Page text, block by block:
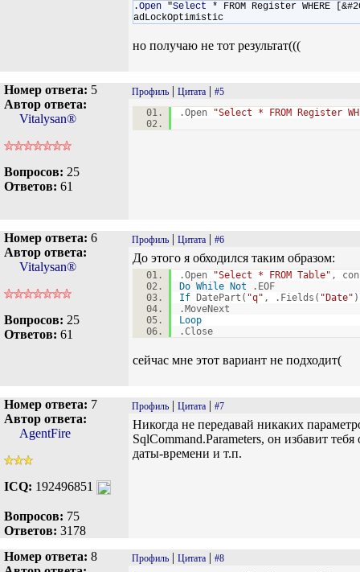
.Open "Select * FROM Register WHERE
adLockOptimistic
но получаю не тот результат(((
Номер ответа: 5
Автор ответа:
Vitalysan®
Вопросов: 25
Ответов: 61
Профиль | Цитата | #5
.Open
"Select * FROM Register
Номер ответа: 6
Автор ответа:
Vitalysan®
Вопросов: 25
Ответов: 61
Профиль | Цитата | #6
До этого я обходился таким образом:
.Open "Select * FROM Table" ,
Do While Not .EOF
If DatePart( "q" , .Fields( "Date"
.MoveNext
Loop
.Close
сейчас мне этот вариант не подходит(
Номер ответа: 7
Автор ответа:
AgentFire
ICQ: 192496851
Вопросов: 75
Ответов: 3178
Профиль | Цитата | #7
Никогда не передавай никаких
SqlCommand.Parameters, он избавит
даты-времени и т.п.
Номер ответа: 8
Профиль | Цитата | #8